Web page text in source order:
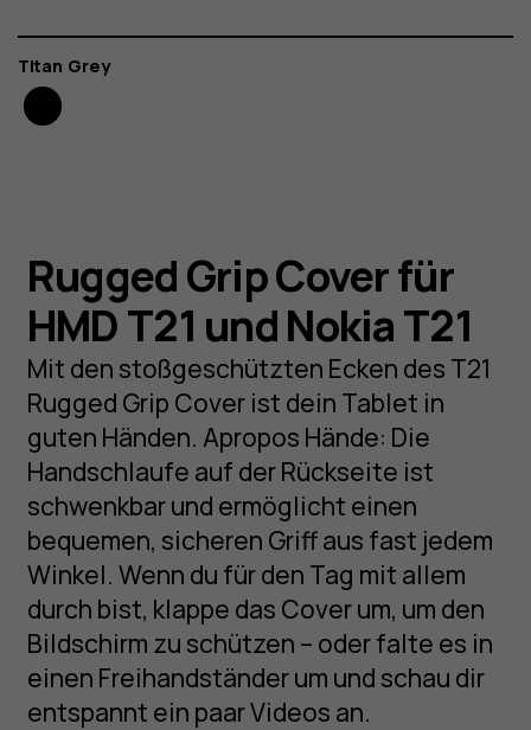
Farbe
Titan Grey
Rugged Grip Cover für
HMD T21 und Nokia T21
Mit den stoßgeschützten Ecken des T21
Rugged Grip Cover ist dein Tablet in
guten Händen. Apropos Hände: Die
Handschlaufe auf der Rückseite ist
schwenkbar und ermöglicht einen
bequemen, sicheren Griff aus fast jedem
Winkel. Wenn du für den Tag mit allem
durch bist, klappe das Cover um, um den
Bildschirm zu schützen – oder falte es in
einen Freihandständer um und schau dir
entspannt ein paar Videos an.